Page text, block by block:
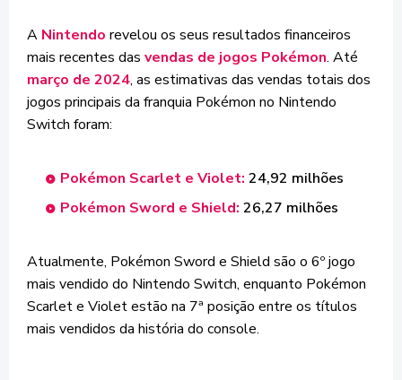
A Nintendo revelou os seus resultados financeiros
mais recentes das vendas de jogos Pokémon. Até
março de 2024, as estimativas das vendas totais dos
jogos principais da franquia Pokémon no Nintendo
Switch foram:
Pokémon Scarlet e Violet: 24,92 milhões
Pokémon Sword e Shield: 26,27 milhões
Atualmente, Pokémon Sword e Shield são o 6º jogo
mais vendido do Nintendo Switch, enquanto Pokémon
Scarlet e Violet estão na 7ª posição entre os títulos
mais vendidos da história do console.